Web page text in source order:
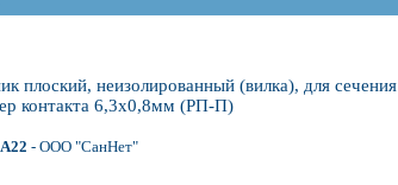
плоский, неизолированный (вилка), для сечения
контакта 6,3х0,8мм (РП-П)
- ООО "СанНет"